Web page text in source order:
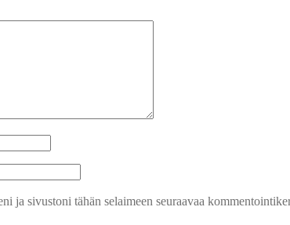
ja sivustoni tähän selaimeen seuraavaa